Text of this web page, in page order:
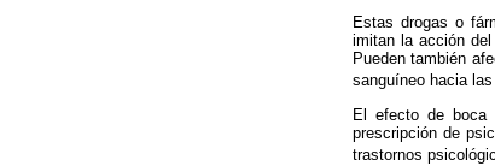
Estas drogas o
imitan la acción
Pueden también
sanguíneo hacia
El efecto de boca
prescripción de
trastornos